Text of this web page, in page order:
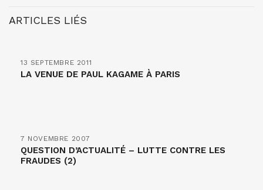
ARTICLES LIÉS
13 SEPTEMBRE 2011
LA VENUE DE PAUL KAGAME À PARIS
7 NOVEMBRE 2007
QUESTION D’ACTUALITÉ – LUTTE CONTRE LES
FRAUDES (2)